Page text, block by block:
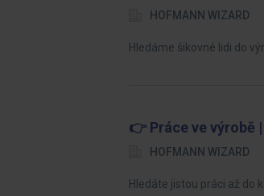
HOFMANN WIZARD
Hledáme šikovné lidi do
👉 Práce ve výrobě
HOFMANN WIZARD
Hledáte jistou práci až do